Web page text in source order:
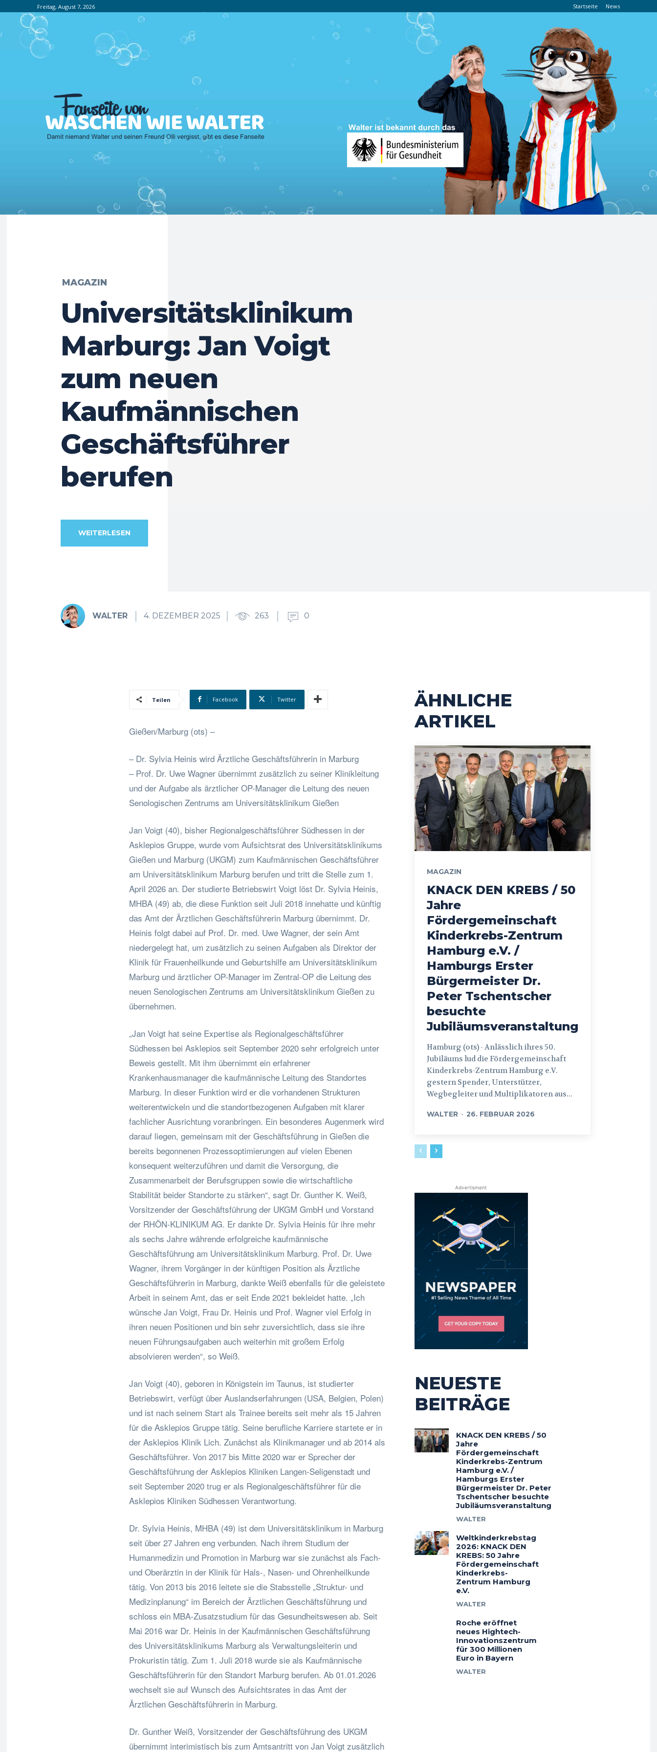
Freitag, August 7, 2026 Startseite News
MAGAZIN
Universitätsklinikum
Marburg: Jan Voigt
zum neuen
Kaufmännischen
Geschäftsführer
berufen
WEITERLESEN
WALTER 4. DEZEMBER 2025 263 0
Teilen Facebook Twitter
Gießen/Marburg (ots) –
– Dr. Sylvia Heinis wird Ärztliche Geschäftsführerin in Marburg
– Prof. Dr. Uwe Wagner übernimmt zusätzlich zu seiner Klinikleitung
und der Aufgabe als ärztlicher OP-Manager die Leitung des neuen
Senologischen Zentrums am Universitätsklinikum Gießen
Jan Voigt (40), bisher Regionalgeschäftsführer Südhessen in der
Asklepios Gruppe, wurde vom Aufsichtsrat des Universitätsklinikums
Gießen und Marburg (UKGM) zum Kaufmännischen Geschäftsführer
am Universitätsklinikum Marburg berufen und tritt die Stelle zum 1.
April 2026 an. Der studierte Betriebswirt Voigt löst Dr. Sylvia Heinis,
MHBA (49) ab, die diese Funktion seit Juli 2018 innehatte und künftig
das Amt der Ärztlichen Geschäftsführerin Marburg übernimmt. Dr.
Heinis folgt dabei auf Prof. Dr. med. Uwe Wagner, der sein Amt
niedergelegt hat, um zusätzlich zu seinen Aufgaben als Direktor der
Klinik für Frauenheilkunde und Geburtshilfe am Universitätsklinikum
Marburg und ärztlicher OP-Manager im Zentral-OP die Leitung des
neuen Senologischen Zentrums am Universitätsklinikum Gießen zu
übernehmen.
„Jan Voigt hat seine Expertise als Regionalgeschäftsführer
Südhessen bei Asklepios seit September 2020 sehr erfolgreich unter
Beweis gestellt. Mit ihm übernimmt ein erfahrener
Krankenhausmanager die kaufmännische Leitung des Standortes
Marburg. In dieser Funktion wird er die vorhandenen Strukturen
weiterentwickeln und die standortbezogenen Aufgaben mit klarer
fachlicher Ausrichtung voranbringen. Ein besonderes Augenmerk wird
darauf liegen, gemeinsam mit der Geschäftsführung in Gießen die
bereits begonnenen Prozessoptimierungen auf vielen Ebenen
konsequent weiterzuführen und damit die Versorgung, die
Zusammenarbeit der Berufsgruppen sowie die wirtschaftliche
Stabilität beider Standorte zu stärken“, sagt Dr. Gunther K. Weiß,
Vorsitzender der Geschäftsführung der UKGM GmbH und Vorstand
der RHÖN-KLINIKUM AG. Er dankte Dr. Sylvia Heinis für ihre mehr
als sechs Jahre währende erfolgreiche kaufmännische
Geschäftsführung am Universitätsklinikum Marburg. Prof. Dr. Uwe
Wagner, ihrem Vorgänger in der künftigen Position als Ärztliche
Geschäftsführerin in Marburg, dankte Weiß ebenfalls für die geleistete
Arbeit in seinem Amt, das er seit Ende 2021 bekleidet hatte. „Ich
wünsche Jan Voigt, Frau Dr. Heinis und Prof. Wagner viel Erfolg in
ihren neuen Positionen und bin sehr zuversichtlich, dass sie ihre
neuen Führungsaufgaben auch weiterhin mit großem Erfolg
absolvieren werden“, so Weiß.
Jan Voigt (40), geboren in Königstein im Taunus, ist studierter
Betriebswirt, verfügt über Auslandserfahrungen (USA, Belgien, Polen)
und ist nach seinem Start als Trainee bereits seit mehr als 15 Jahren
für die Asklepios Gruppe tätig. Seine berufliche Karriere startete er in
der Asklepios Klinik Lich. Zunächst als Klinikmanager und ab 2014 als
Geschäftsführer. Von 2017 bis Mitte 2020 war er Sprecher der
Geschäftsführung der Asklepios Kliniken Langen-Seligenstadt und
seit September 2020 trug er als Regionalgeschäftsführer für die
Asklepios Kliniken Südhessen Verantwortung.
Dr. Sylvia Heinis, MHBA (49) ist dem Universitätsklinikum in Marburg
seit über 27 Jahren eng verbunden. Nach ihrem Studium der
Humanmedizin und Promotion in Marburg war sie zunächst als Fach-
und Oberärztin in der Klinik für Hals-, Nasen- und Ohrenheilkunde
tätig. Von 2013 bis 2016 leitete sie die Stabsstelle „Struktur- und
Medizinplanung“ im Bereich der Ärztlichen Geschäftsführung und
schloss ein MBA-Zusatzstudium für das Gesundheitswesen ab. Seit
Mai 2016 war Dr. Heinis in der Kaufmännischen Geschäftsführung
des Universitätsklinikums Marburg als Verwaltungsleiterin und
Prokuristin tätig. Zum 1. Juli 2018 wurde sie als Kaufmännische
Geschäftsführerin für den Standort Marburg berufen. Ab 01.01.2026
wechselt sie auf Wunsch des Aufsichtsrates in das Amt der
Ärztlichen Geschäftsführerin in Marburg.
Dr. Gunther Weiß, Vorsitzender der Geschäftsführung des UKGM
übernimmt interimistisch bis zum Amtsantritt von Jan Voigt zusätzlich
ÄHNLICHE
ARTIKEL
MAGAZIN
KNACK DEN KREBS / 50
Jahre
Fördergemeinschaft
Kinderkrebs-Zentrum
Hamburg e.V. /
Hamburgs Erster
Bürgermeister Dr.
Peter Tschentscher
besuchte
Jubiläumsveranstaltung
Hamburg (ots) - Anlässlich ihres 50.
Jubiläums lud die Fördergemeinschaft
Kinderkrebs-Zentrum Hamburg e.V.
gestern Spender, Unterstützer,
Wegbegleiter und Multiplikatoren aus...
WALTER - 26. FEBRUAR 2026
Advertisment
NEUESTE
BEITRÄGE
KNACK DEN KREBS / 50
Jahre
Fördergemeinschaft
Kinderkrebs-Zentrum
Hamburg e.V. /
Hamburgs Erster
Bürgermeister Dr. Peter
Tschentscher besuchte
Jubiläumsveranstaltung
WALTER
Weltkinderkrebstag
2026: KNACK DEN
KREBS: 50 Jahre
Fördergemeinschaft
Kinderkrebs-
Zentrum Hamburg
e.V.
WALTER
Roche eröffnet
neues Hightech-
Innovationszentrum
für 300 Millionen
Euro in Bayern
WALTER